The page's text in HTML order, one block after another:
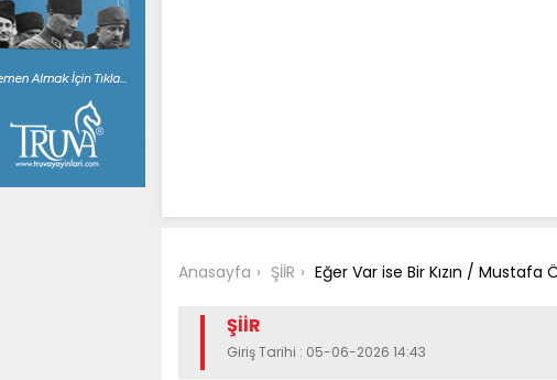
Anasayfa ŞİİR Eğer Var ise Bir Kızın / Mustafa
ŞİİR
Giriş Tarihi : 05-06-2026 14:43